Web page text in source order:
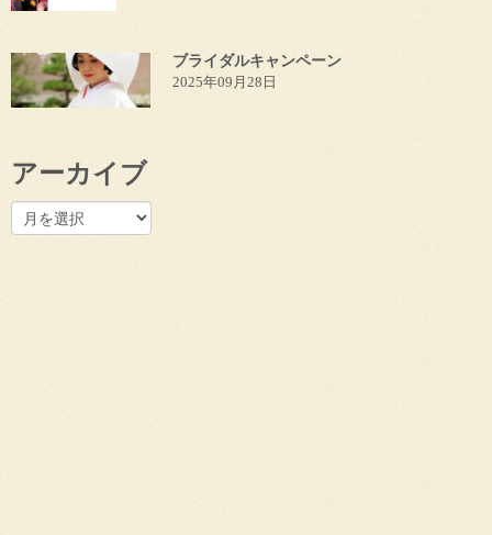
ブライダルキャンペーン
2025年09月28日
アーカイブ